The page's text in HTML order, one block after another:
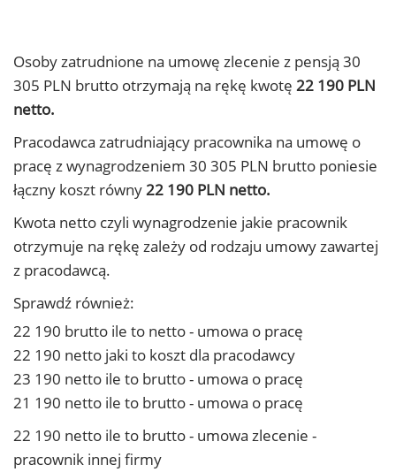
Osoby zatrudnione na umowę zlecenie z pensją 30
305 PLN brutto otrzymają na rękę kwotę 22 190 PLN
netto.
Pracodawca zatrudniający pracownika na umowę o
pracę z wynagrodzeniem 30 305 PLN brutto poniesie
łączny koszt równy22 190 PLN netto.
Kwota netto czyli wynagrodzenie jakie pracownik
otrzymuje na rękę zależy od rodzaju umowy zawartej
z pracodawcą.
Sprawdź również:
22 190 brutto ile to netto - umowa o pracę
22 190 netto jaki to koszt dla pracodawcy
23 190 netto ile to brutto - umowa o pracę
21 190 netto ile to brutto - umowa o pracę
22 190 netto ile to brutto - umowa zlecenie -
pracownik innej firmy